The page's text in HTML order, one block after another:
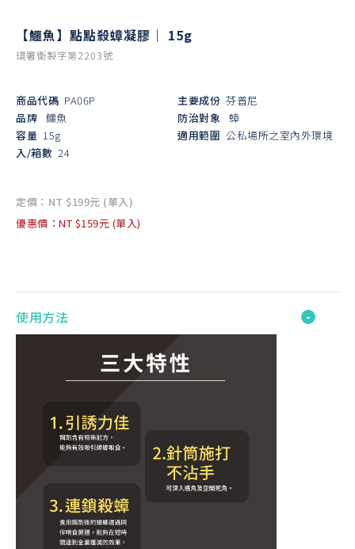
【鱷魚】點點殺蟑凝膠｜ 15g
環署衛製字第2203號
商品代碼 PA06P
品牌 鱷魚
容量 15g
入/箱數 24
主要成份 芬普尼
防治對象 蟑
適用範圍 公私場所之室內外環境
定價：NT $199元 (單入)
優惠價：NT $159元 (單入)
使用方法